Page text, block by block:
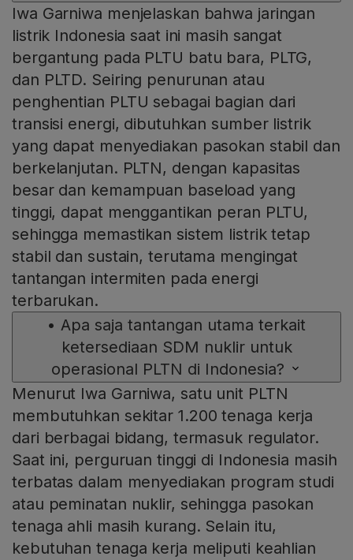
Iwa Garniwa menjelaskan bahwa jaringan
listrik Indonesia saat ini masih sangat
bergantung pada PLTU batu bara, PLTG,
dan PLTD. Seiring penurunan atau
penghentian PLTU sebagai bagian dari
transisi energi, dibutuhkan sumber listrik
yang dapat menyediakan pasokan stabil dan
berkelanjutan. PLTN, dengan kapasitas
besar dan kemampuan baseload yang
tinggi, dapat menggantikan peran PLTU,
sehingga memastikan sistem listrik tetap
stabil dan sustain, terutama mengingat
tantangan intermiten pada energi
terbarukan.
• Apa saja tantangan utama terkait
ketersediaan SDM nuklir untuk
operasional PLTN di Indonesia?
Menurut Iwa Garniwa, satu unit PLTN
membutuhkan sekitar 1.200 tenaga kerja
dari berbagai bidang, termasuk regulator.
Saat ini, perguruan tinggi di Indonesia masih
terbatas dalam menyediakan program studi
atau peminatan nuklir, sehingga pasokan
tenaga ahli masih kurang. Selain itu,
kebutuhan tenaga kerja meliputi keahlian